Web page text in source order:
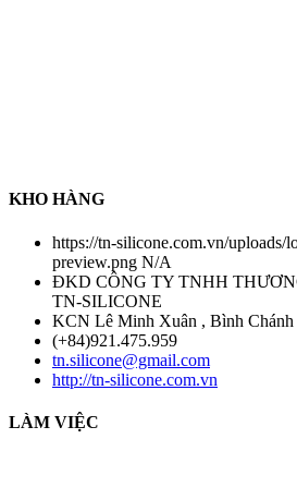
KHO HÀNG
https://tn-silicone.com.vn/uploads/
preview.png N/A
ĐKD CÔNG TY TNHH
TN-SILICONE
KCN Lê Minh Xuân , Bình
(+84)921.475.959
tn.silicone@gmail.com
http://tn-silicone.com.vn
LÀM VIỆC